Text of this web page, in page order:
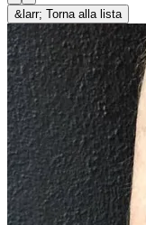
&larr; Torna alla lista